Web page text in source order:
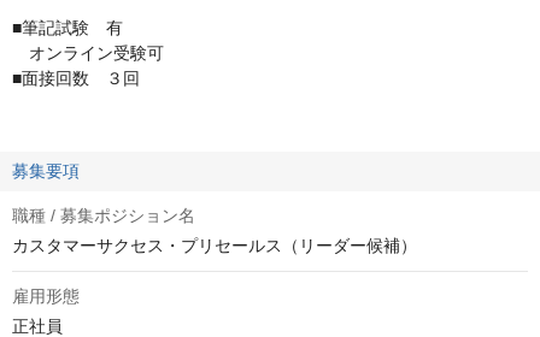
■筆記試験 有
オンライン受験可
■面接回数 ３回
募集要項
職種 / 募集ポジション名
カスタマーサクセス・プリセールス（リーダー候補）
雇用形態
正社員